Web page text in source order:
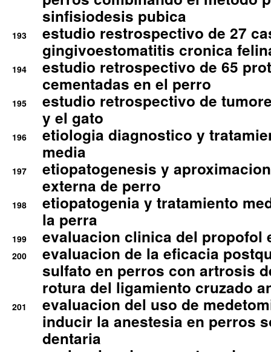
sinfisiodesis pubica
193
estudio restrospectivo de 27
gingivoestomatitis cronica
194
estudio retrospectivo de 65
cementadas en el perro
195
estudio retrospectivo de
y el gato
196
etiologia diagnostico y
media
197
etiopatogenesis y
externa de perro
198
etiopatogenia y tratamiento
la perra
199 evaluacion clinica del propofol
200
evaluacion de la eficacia
sulfato en perros con artrosis
rotura del ligamiento cruzado
201
evaluacion del uso de
inducir la anestesia en perros
dentaria